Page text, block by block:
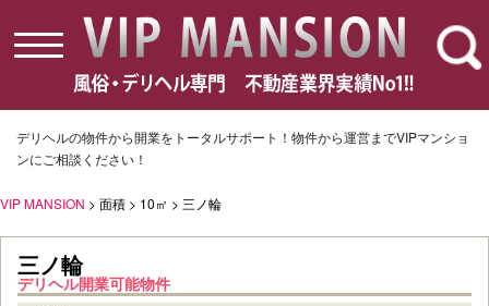
toggle
navigation
デリヘルの物件から開業をトータルサポート！物件から運営までVIPマンショ
ンにご相談ください！
VIP MANSION > 面積 > 10㎡ > 三ノ輪
三ノ輪
デリヘル開業可能物件